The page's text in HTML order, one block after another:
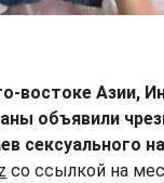
востоке Азии,
объявили
сексуального
со ссылкой на